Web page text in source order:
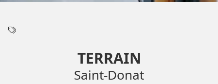
TERRAIN
Saint-Donat